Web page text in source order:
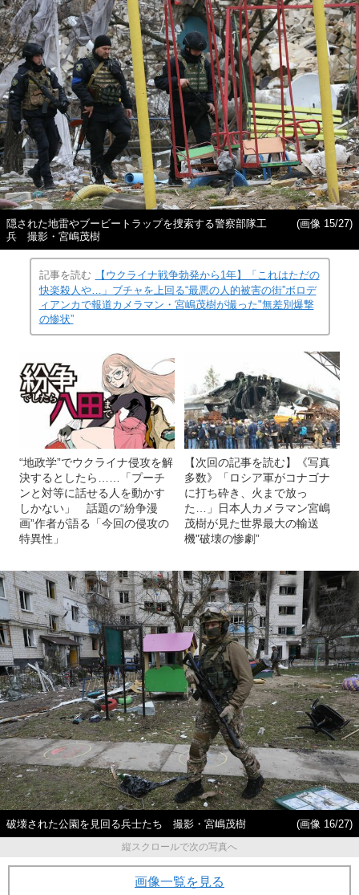
隠された地雷やブービートラップを捜索する警察部隊工
兵 撮影・宮嶋茂樹
(画像 15/27)
記事を読む
【ウクライナ戦争勃発から1年】「これはただの
快楽殺人や…」ブチャを上回る“最悪の人的被害の街”ボロデ
ィアンカで報道カメラマン・宮嶋茂樹が撮った"無差別爆撃
の惨状”
“地政学”でウクライナ侵攻を解
決するとしたら……「プーチ
ンと対等に話せる人を動かす
しかない」 話題の“紛争漫
画”作者が語る「今回の侵攻の
特異性」
【次回の記事を読む】《写真
多数》「ロシア軍がコナゴナ
に打ち砕き、火まで放っ
た…」日本人カメラマン宮嶋
茂樹が見た世界最大の輸送
機"破壊の惨劇”
破壊された公園を見回る兵士たち 撮影・宮嶋茂樹
(画像 16/27)
縦スクロールで次の写真へ
画像一覧を見る